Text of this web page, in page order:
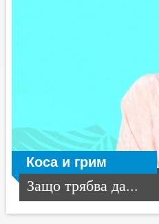
Коса и грим
Защо трябва да...